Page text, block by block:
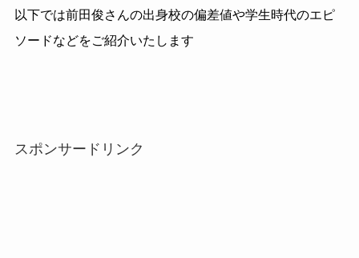
以下では前田俊さんの出身校の偏差値や学生時代のエピ
ソードなどをご紹介いたします
スポンサードリンク